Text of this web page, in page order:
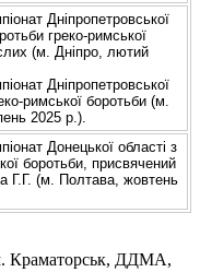
Дніпропетровської
греко-римської
(м. Дніпро, лютий
Дніпропетровської
римської боротьби (м.
2025 р.).
Донецької області з
боротьби, присвячений
Г.Г. (м. Полтава, жовтень
Краматорськ, ДДМА,